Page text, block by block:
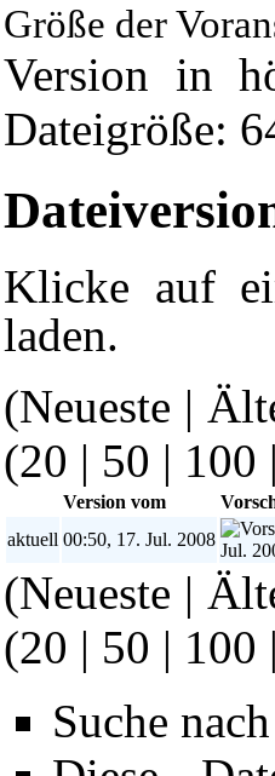
Größe der
Version in
Dateigröße:
Klicke auf
laden.
(Neueste |
(20 | 50 | 100 |
Version vom
aktuell 00:50, 17. Jul. 2008
(Neueste |
(20 | 50 | 100 |
Suche